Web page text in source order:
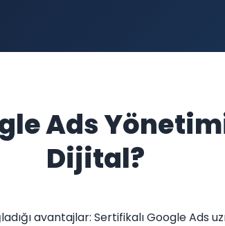
Ads
Dijital?
avantajlar: Sertifikalı Google Ads